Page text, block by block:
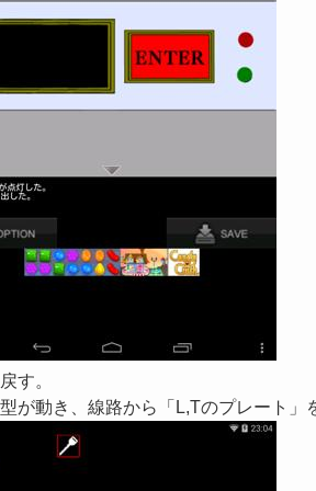
す。
が動き、線路から「L,Tのプレート」